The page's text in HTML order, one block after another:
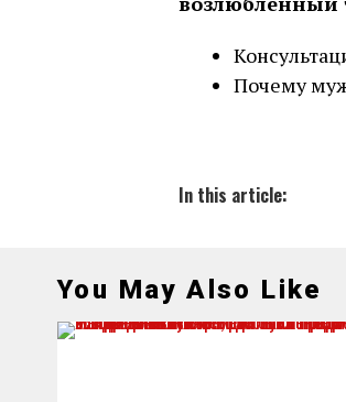
Почему
In this article:
You May Also Like